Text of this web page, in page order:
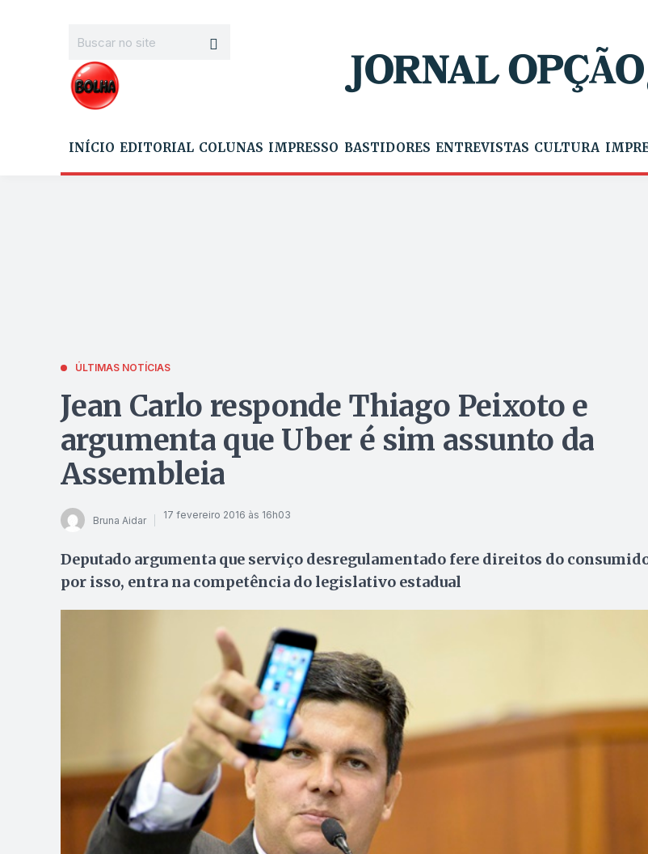
INÍCIO EDITORIAL COLUNAS IMPRESSO BASTIDORES ENTREVISTAS CULTURA
ÚLTIMAS NOTÍCIAS
Jean Carlo responde Thiago Peixoto e
argumenta que Uber é sim assunto da
Assembleia
Bruna Aidar 17 fevereiro 2016 às 16h03
Deputado argumenta que serviço desregulamentado fere direitos do
por isso, entra na competência do legislativo estadual